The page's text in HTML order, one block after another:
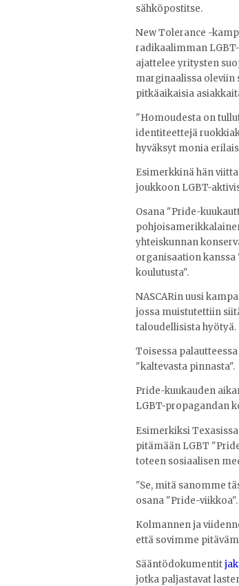
sähköpostitse.
New Tolerance -
radikaalimman
ajattelee yritysten
marginaalissa oleviin
pitkäaikaisia
"Homoudesta on
identiteettejä
hyväksyt monia
Esimerkkinä hän
joukkoon LGBT-
Osana "Pride-
yhteiskunnan
organisaation
koulutusta".
NASCARin uusi
jossa muistutettiin
taloudellisista hyötyä.
Toisessa palautteessa
"kaltevasta pinnasta".
Pride-kuukauden
LGBT-propagandan
Esimerkiksi
pitämään LGBT
toteen sosiaalisen
"Se, mitä sanomme
osana "Pride-viikkoa".
Kolmannen ja
että sovimme
Sääntödokumentit
jotka paljastavat